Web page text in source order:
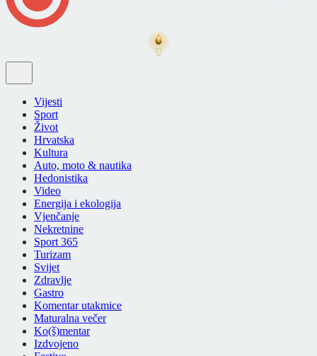
Vijesti
Sport
Život
Hrvatska
Kultura
Auto, moto & nautika
Hedonistika
Video
Energija i ekologija
Vjenčanje
Nekretnine
Sport 365
Turizam
Svijet
Zdravlje
Gastro
Komentar utakmice
Maturalna večer
Ko(š)mentar
Izdvojeno